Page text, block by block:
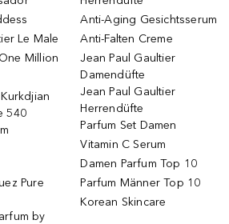
Le Male
Million
540
Pure
by
Anti-Aging Gesichtsserum
Anti-Falten Creme
Jean Paul Gaultier
Damendüfte
Jean Paul Gaultier
Herrendüfte
Parfum Set Damen
Vitamin C Serum
Damen Parfum Top 10
Parfum Männer Top 10
Korean Skincare